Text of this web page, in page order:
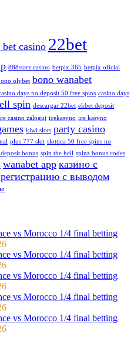
bet casino 22bet
888starz casino betpix 365 betpix oficial
olybet bono wanabet
days no deposit 50 free spins casino days
spin descargar 22bet ekbet deposit
casino zaloguj icekasyno ice kasyno
kiwi slots party casino
plus 777 slot slottica 50 free spins no
bonus spin the hell spinz bonus codes
wanabet app казино с
с выводом
vs Morocco 1/4 final betting
vs Morocco 1/4 final betting
vs Morocco 1/4 final betting
vs Morocco 1/4 final betting
vs Morocco 1/4 final betting